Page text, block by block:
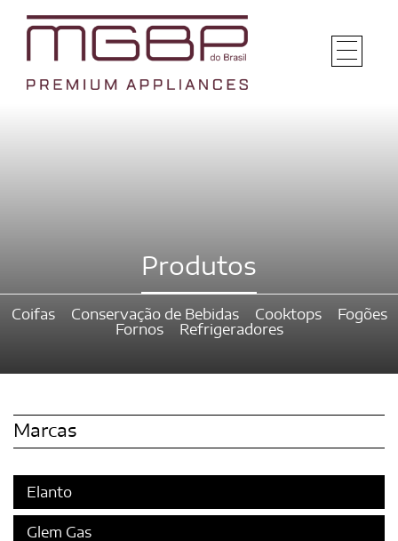
Produtos
Coifas Conservação de Bebidas Cooktops
Fogões
Fornos
Refrigeradores
Marcas
Elanto
Glem Gas